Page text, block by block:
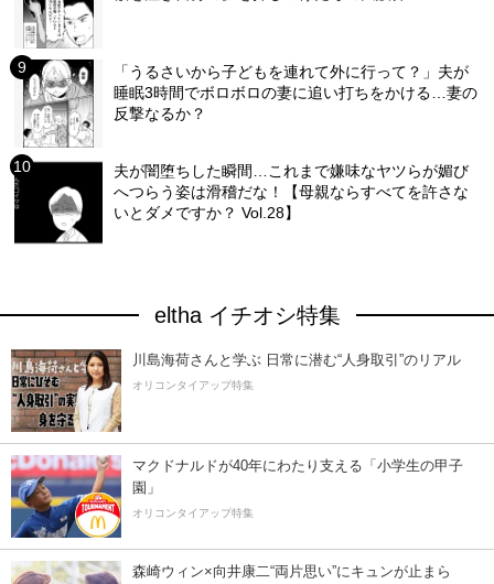
「うるさいから子どもを連れて外に行って？」夫が
睡眠3時間でボロボロの妻に追い打ちをかける…妻の
反撃なるか？
夫が闇堕ちした瞬間…これまで嫌味なヤツらが媚び
へつらう姿は滑稽だな！【母親ならすべてを許さな
いとダメですか？ Vol.28】
eltha イチオシ特集
川島海荷さんと学ぶ 日常に潜む“人身取引”のリアル
オリコンタイアップ特集
マクドナルドが40年にわたり支える「小学生の甲子
園」
オリコンタイアップ特集
森崎ウィン×向井康二“両片思い”にキュンが止まら